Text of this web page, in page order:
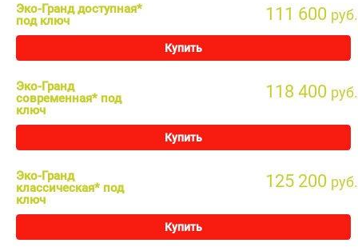
111 600 руб.
Эко-Гранд доступная*
под ключ
Купить
118 400 руб.
Эко-Гранд
современная* под
ключ
Купить
125 200 руб.
Эко-Гранд
классическая* под
ключ
Купить